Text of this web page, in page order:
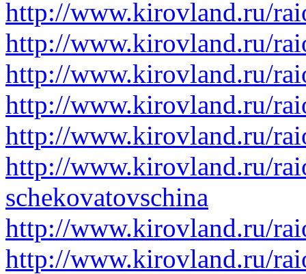
http://www.kirovland.ru/
http://www.kirovland.ru/
http://www.kirovland.ru/
http://www.kirovland.ru/
http://www.kirovland.ru/
http://www.kirovland.ru/
schekovatovschina
http://www.kirovland.ru/
http://www.kirovland.ru/